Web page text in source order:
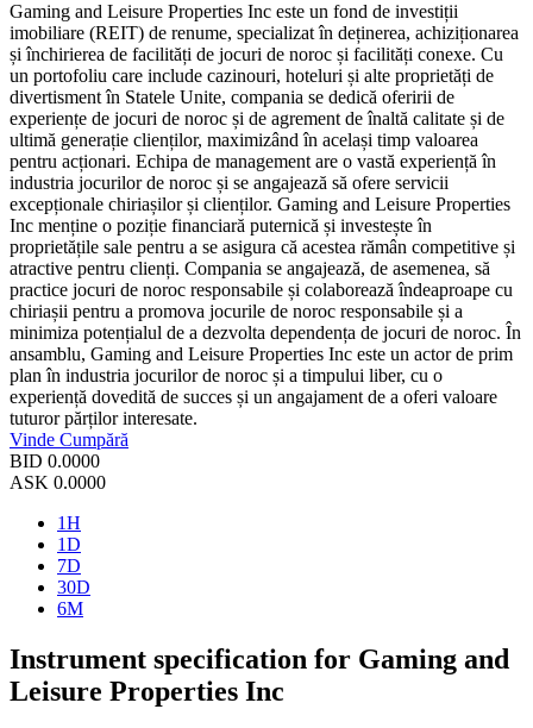
Gaming and Leisure Properties Inc este un fond de investiții
imobiliare (REIT) de renume, specializat în deținerea, achiziționarea
și închirierea de facilități de jocuri de noroc și facilități conexe. Cu
un portofoliu care include cazinouri, hoteluri și alte proprietăți de
divertisment în Statele Unite, compania se dedică oferirii de
experiențe de jocuri de noroc și de agrement de înaltă calitate și de
ultimă generație clienților, maximizând în același timp valoarea
pentru acționari. Echipa de management are o vastă experiență în
industria jocurilor de noroc și se angajează să ofere servicii
excepționale chiriașilor și clienților. Gaming and Leisure Properties
Inc menține o poziție financiară puternică și investește în
proprietățile sale pentru a se asigura că acestea rămân competitive și
atractive pentru clienți. Compania se angajează, de asemenea, să
practice jocuri de noroc responsabile și colaborează îndeaproape cu
chiriașii pentru a promova jocurile de noroc responsabile și a
minimiza potențialul de a dezvolta dependența de jocuri de noroc. În
ansamblu, Gaming and Leisure Properties Inc este un actor de prim
plan în industria jocurilor de noroc și a timpului liber, cu o
experiență dovedită de succes și un angajament de a oferi valoare
tuturor părților interesate.
Vinde Cumpără
BID 0.0000
ASK 0.0000
1H
1D
7D
30D
6M
Instrument specification for Gaming and
Leisure Properties Inc